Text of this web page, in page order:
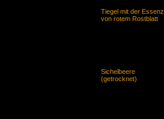
Tiegel mit der Essenz
von rotem Rostblatt
Sichelbeere
(getrocknet)